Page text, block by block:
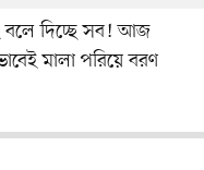
বলে দিচ্ছে সব! আজ
মালা পরিয়ে বরণ